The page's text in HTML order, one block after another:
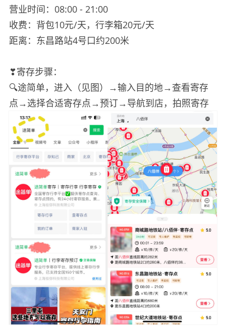
营业时间：08:00 - 21:00
收费：背包10元/天，行李箱20元/天
距离：东昌路站4号口约200米
❣寄存步骤：
🔍途简单，进入（见图）→输入目的地→查看寄存
点→选择合适寄存点→预订→导航到店，拍照寄存